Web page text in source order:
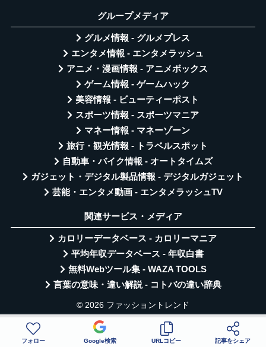
グループメディア
グルメ情報 - グルメプレス
エンタメ情報 - エンタメラッシュ
アニメ・漫画情報 - アニメボックス
ゲーム情報 - ゲームハック
美容情報 - ビューティーポスト
スポーツ情報 - スポーツマニア
マネー情報 - マネーゾーン
旅行・観光情報 - トラベルスポット
自動車・バイク情報 - オートタイムズ
ガジェット・デジタル製品情報 - デジタルガジェット
芸能・エンタメ動画 - エンタメラッシュTV
関連サービス・メディア
カロリーデータベース - カロリーマニア
平均年収データベース - 年収白書
無料Webツール集 - WAZA TOOLS
言葉の意味・違い解説 - コトバの違い辞典
© 2026 ファッショントレンド
フォロー Google検索 URLコピー 記事をシェア